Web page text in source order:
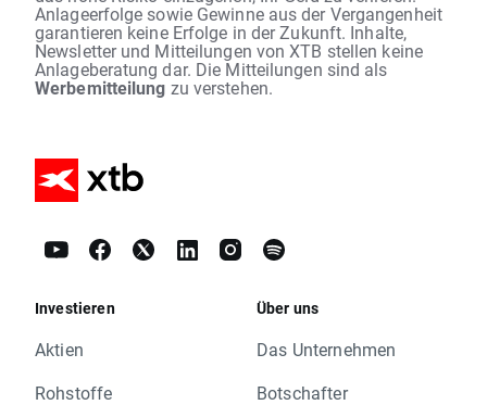
Anlageerfolge sowie Gewinne aus der Vergangenheit
garantieren keine Erfolge in der Zukunft. Inhalte,
Newsletter und Mitteilungen von XTB stellen keine
Anlageberatung dar. Die Mitteilungen sind als
Werbemitteilung zu verstehen.
Investieren
Aktien
Rohstoffe
Über uns
Das Unternehmen
Botschafter